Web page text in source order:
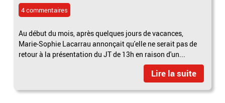
4 commentaires
Au début du mois, après quelques jours de vacances,
Marie-Sophie Lacarrau annonçait qu'elle ne serait pas de
retour à la présentation du JT de 13h en raison d'un...
Lire la suite